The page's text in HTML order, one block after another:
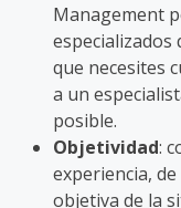
Management
que necesites
a un
posible.
Objetividad:
experiencia,
objetiva de la